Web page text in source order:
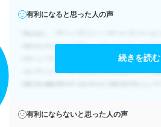
有利になると思った人の声
続きを読む
有利にならないと思った人の声